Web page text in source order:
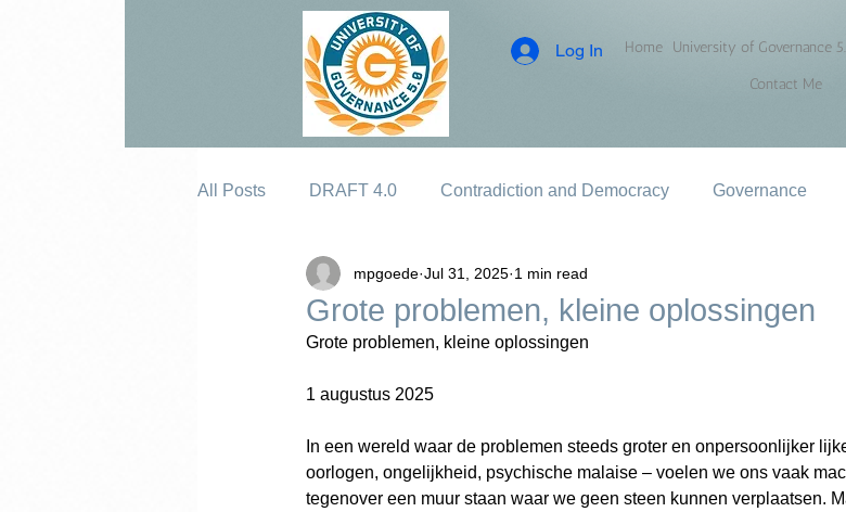
Log In Home University of Governance
Contact Me
All Posts DRAFT 4.0 Contradiction and Democracy Governance
Grote problemen, kleine oplossingen
mpgoede Jul 31, 2025 1 min read
Grote problemen, kleine oplossingen
1 augustus 2025
In een wereld waar de problemen steeds groter en onpersoonlijker
oorlogen, ongelijkheid, psychische malaise – voelen we ons vaak
tegenover een muur staan waar we geen steen kunnen verplaatsen.